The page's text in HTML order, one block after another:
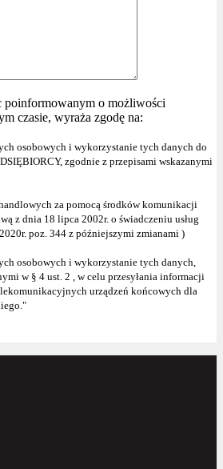
o możliwości
czasie, wyraża zgodę na:
osobowych i wykorzystanie tych danych do
zgodnie z przepisami wskazanymi
za pomocą środków komunikacji
z dnia 18 lipca 2002r. o świadczeniu usług
poz. 344 z późniejszymi zmianami )
osobowych i wykorzystanie tych danych,
w § 4 ust. 2 , w celu przesyłania informacji
urządzeń końcowych dla